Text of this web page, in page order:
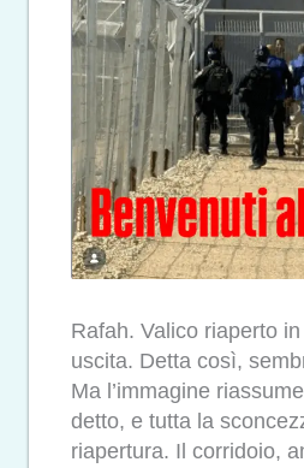
Rafah. Valico riaperto
uscita. Detta così,
Ma l’immagine
detto, e tutta la
riapertura. Il corridoio,